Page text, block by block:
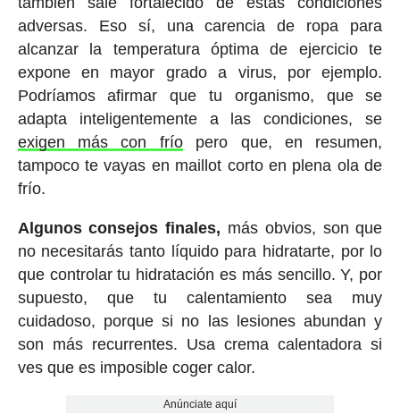
adversas. Eso sí, una carencia de ropa para
alcanzar la temperatura óptima de ejercicio te
expone en mayor grado a virus, por ejemplo.
Podríamos afirmar que tu organismo, que se
adapta inteligentemente a las condiciones, se
exigen más con fríopero que, en resumen,
tampoco te vayas en maillot corto en plena ola de
frío.
Algunos consejos finales, más obvios, son que
no necesitarás tanto líquido para hidratarte, por lo
que controlar tu hidratación es más sencillo. Y, por
supuesto, que tu calentamiento sea muy
cuidadoso, porque si no las lesiones abundan y
son más recurrentes. Usa crema calentadora si
ves que es imposible coger calor.
Anúnciate aquí